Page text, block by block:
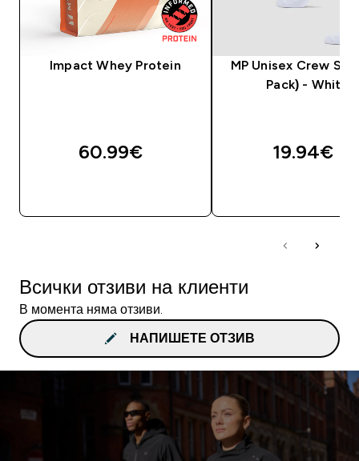
Impact Whey Protein
60.99€‎
MP Unisex Crew
Pack) - White
19.94€‎
Всички отзиви на клиенти
В момента няма отзиви.
НАПИШЕТЕ ОТЗИВ